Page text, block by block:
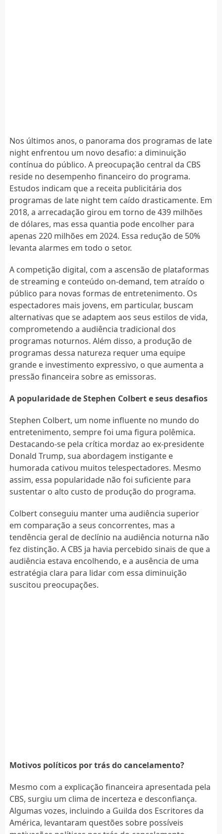
Nos últimos anos, o panorama dos programas de late
night enfrentou um novo desafio: a diminuição
contínua do público. A preocupação central da CBS
reside no desempenho financeiro do programa.
Estudos indicam que a receita publicitária dos
programas de late night tem caído drasticamente. Em
2018, a arrecadação girou em torno de 439 milhões
de dólares, mas essa quantia pode encolher para
apenas 220 milhões em 2024. Essa redução de 50%
levanta alarmes em todo o setor.
A competição digital, com a ascensão de plataformas
de streaming e conteúdo on-demand, tem atraído o
público para novas formas de entretenimento. Os
espectadores mais jovens, em particular, buscam
alternativas que se adaptem aos seus estilos de vida,
comprometendo a audiência tradicional dos
programas noturnos. Além disso, a produção de
programas dessa natureza requer uma equipe
grande e investimento expressivo, o que aumenta a
pressão financeira sobre as emissoras.
A popularidade de Stephen Colbert e seus desafios
Stephen Colbert, um nome influente no mundo do
entretenimento, sempre foi uma figura polêmica.
Destacando-se pela crítica mordaz ao ex-presidente
Donald Trump, sua abordagem instigante e
humorada cativou muitos telespectadores. Mesmo
assim, essa popularidade não foi suficiente para
sustentar o alto custo de produção do programa.
Colbert conseguiu manter uma audiência superior
em comparação a seus concorrentes, mas a
tendência geral de declínio na audiência noturna não
fez distinção. A CBS ja havia percebido sinais de que a
audiência estava encolhendo, e a ausência de uma
estratégia clara para lidar com essa diminuição
suscitou preocupações.
Motivos políticos por trás do cancelamento?
Mesmo com a explicação financeira apresentada pela
CBS, surgiu um clima de incerteza e desconfiança.
Algumas vozes, incluindo a Guilda dos Escritores da
América, levantaram questões sobre possíveis